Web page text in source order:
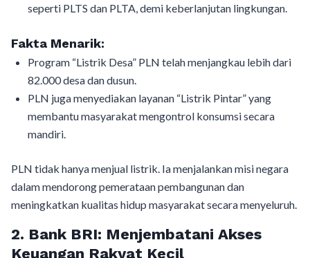
seperti PLTS dan PLTA, demi keberlanjutan lingkungan.
Fakta Menarik:
Program “Listrik Desa” PLN telah menjangkau lebih dari
82.000 desa dan dusun.
PLN juga menyediakan layanan “Listrik Pintar” yang
membantu masyarakat mengontrol konsumsi secara
mandiri.
PLN tidak hanya menjual listrik. Ia menjalankan misi negara
dalam mendorong pemerataan pembangunan dan
meningkatkan kualitas hidup masyarakat secara menyeluruh.
2. Bank BRI: Menjembatani Akses
Keuangan Rakyat Kecil